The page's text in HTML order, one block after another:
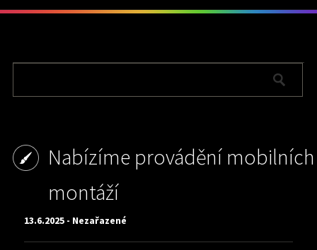
Nabízíme provádění mobilních
montáží
13.6.2025 - Nezařazené